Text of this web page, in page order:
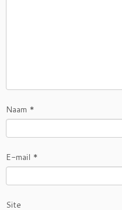
Naam *
E-mail *
Site